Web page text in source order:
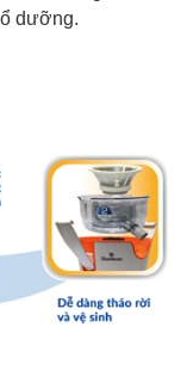
dưỡng.